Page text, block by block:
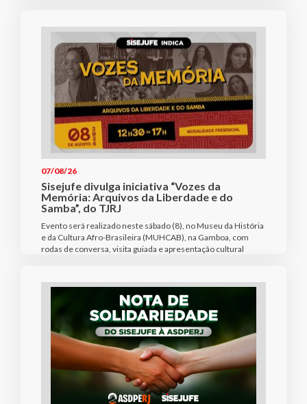
07/08/26
Sisejufe divulga iniciativa “Vozes da
Memória: Arquivos da Liberdade e do
Samba”, do TJRJ
Evento será realizado neste sábado (8), no Museu da História
e da Cultura Afro-Brasileira (MUHCAB), na Gamboa, com
rodas de conversa, visita guiada e apresentação cultural